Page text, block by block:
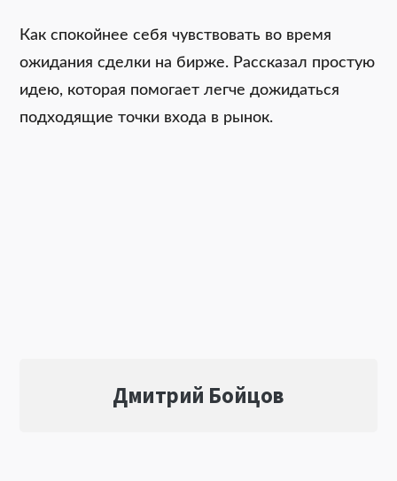
Как спокойнее себя чувствовать во время
ожидания сделки на бирже. Рассказал простую
идею, которая помогает легче дожидаться
подходящие точки входа в рынок.
Дмитрий Бойцов